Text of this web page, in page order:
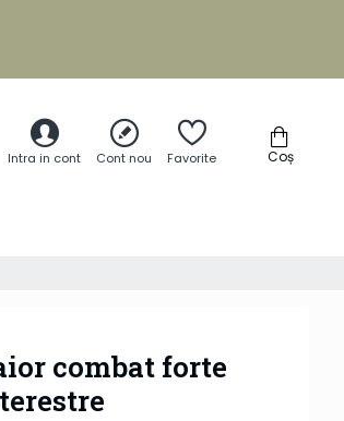
Intra in cont Cont nou Favorite Coș
combat forte
terestre